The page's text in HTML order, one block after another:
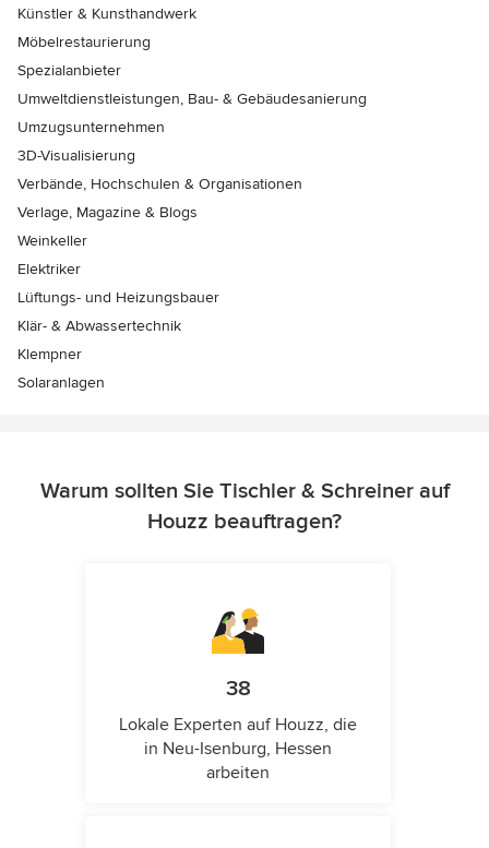
Künstler & Kunsthandwerk
Möbelrestaurierung
Spezialanbieter
Umweltdienstleistungen, Bau- & Gebäudesanierung
Umzugsunternehmen
3D-Visualisierung
Verbände, Hochschulen & Organisationen
Verlage, Magazine & Blogs
Weinkeller
Elektriker
Lüftungs- und Heizungsbauer
Klär- & Abwassertechnik
Klempner
Solaranlagen
Warum sollten Sie Tischler & Schreiner auf
Houzz beauftragen?
38
Lokale Experten auf Houzz, die
in Neu-Isenburg, Hessen
arbeiten